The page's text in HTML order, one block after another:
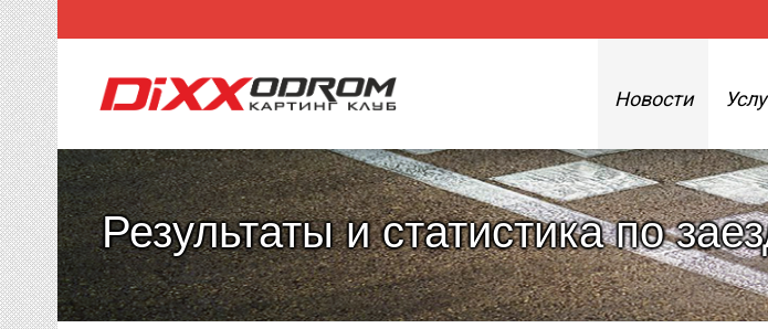
Новости
Результаты и статистика по